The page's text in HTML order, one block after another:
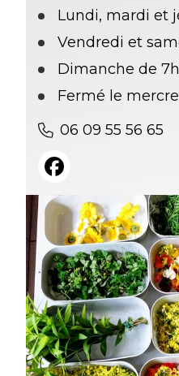
Lundi, mardi et
Vendredi et
Dimanche de
Fermé le
06 09 55 56 65